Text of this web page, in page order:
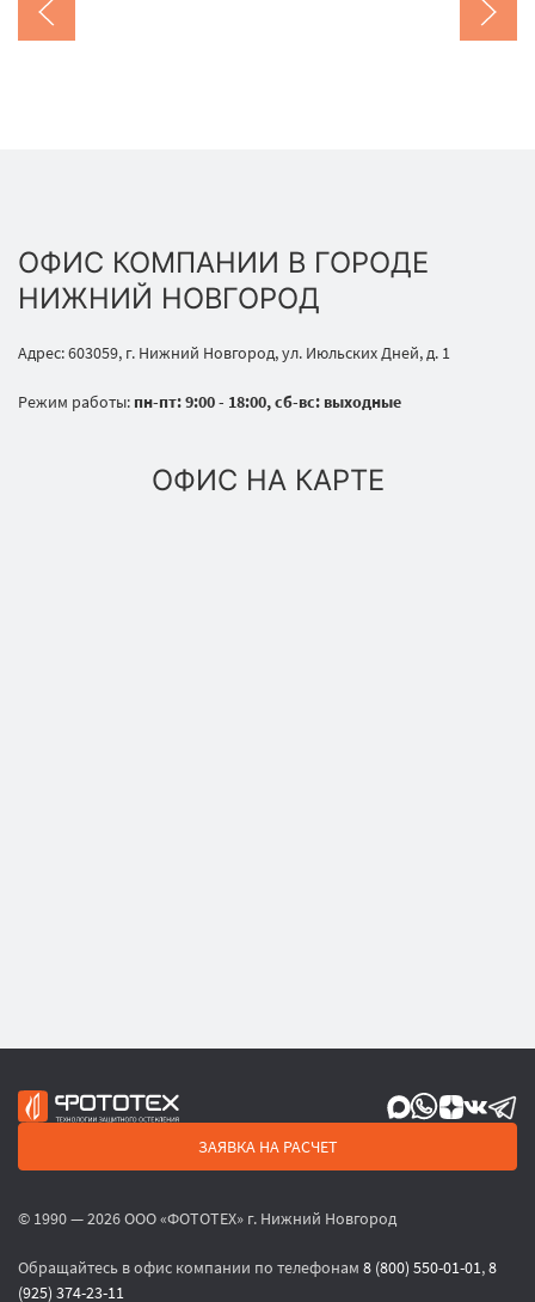
ОФИС КОМПАНИИ В ГОРОДЕ
НИЖНИЙ НОВГОРОД
Адрес: 603059, г. Нижний Новгород, ул. Июльских Дней, д. 1
Режим работы: пн-пт: 9:00 - 18:00, сб-вс: выходные
ОФИС НА КАРТЕ
ЗАЯВКА НА РАСЧЕТ
© 1990 — 2026 ООО «ФОТОТЕХ» г. Нижний Новгород
Обращайтесь в офис компании по телефонам 8 (800) 550-01-01,8
(925) 374-23-11